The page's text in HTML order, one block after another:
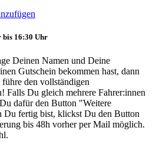
bis 16:30 Uhr
Deinen Namen und Deine
Gutschein bekommen hast, dann
den vollständigen
Falls Du gleich mehrere Fahrer:innen
dafür den Button "Weitere
Du fertig bist, klickst Du den Button
bis 48h vorher per Mail möglich.